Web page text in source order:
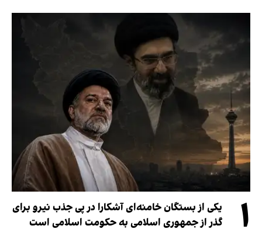
۱
یکی از بستگان خامنه‌ای آشکارا در پی جذب نیرو برای
گذر از جمهوری اسلامی به حکومت اسلامی است